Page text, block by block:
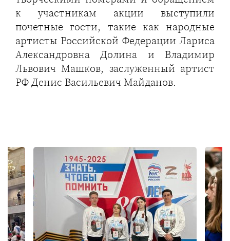
к участникам акции выступили
почетные гости, такие как народные
артисты Российской Федерации Лариса
Александровна Долина и Владимир
Львович Машков, заслуженный артист
РФ Денис Васильевич Майданов.